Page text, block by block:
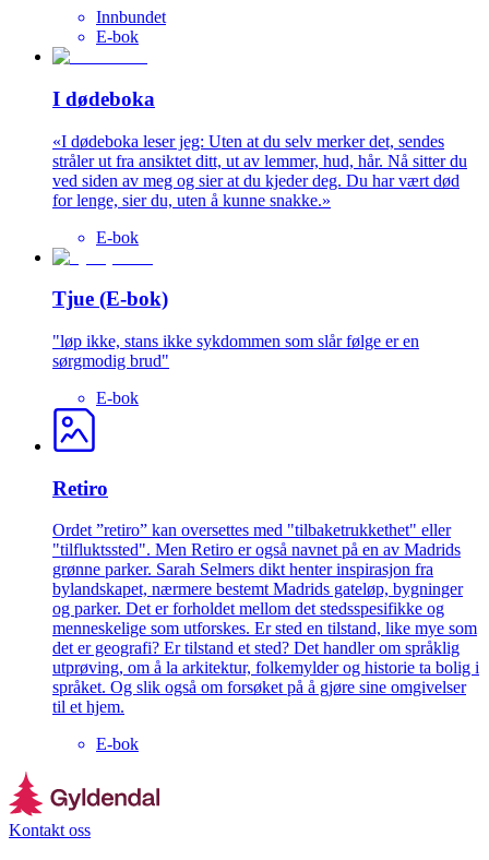
Innbundet
E-bok
I dødeboka
«I dødeboka leser jeg: Uten at du selv merker det, sendes
stråler ut fra ansiktet ditt, ut av lemmer, hud, hår. Nå sitter du
ved siden av meg og sier at du kjeder deg. Du har vært død
for lenge, sier du, uten å kunne snakke.»
E-bok
Tjue (E-bok)
"løp ikke, stans ikke sykdommen som slår følge er en
sørgmodig brud"
E-bok
Retiro
Ordet ”retiro” kan oversettes med "tilbaketrukkethet" eller
"tilfluktssted". Men Retiro er også navnet på en av Madrids
grønne parker. Sarah Selmers dikt henter inspirasjon fra
bylandskapet, nærmere bestemt Madrids gateløp, bygninger
og parker. Det er forholdet mellom det stedsspesifikke og
menneskelige som utforskes. Er sted en tilstand, like mye som
det er geografi? Er tilstand et sted? Det handler om språklig
utprøving, om å la arkitektur, folkemylder og historie ta bolig i
språket. Og slik også om forsøket på å gjøre sine omgivelser
til et hjem.
E-bok
Kontakt oss